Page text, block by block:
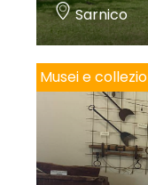
Sarnico
Musei e